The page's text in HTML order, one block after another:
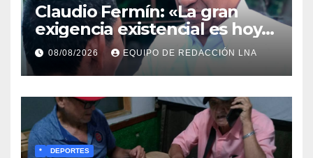
Claudio Fermín: «La gran
exigencia existencial es hoy
la defensa de la soberanía»
08/08/2026 EQUIPO DE REDACCIÓN LNA
* DEPORTES